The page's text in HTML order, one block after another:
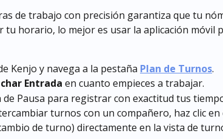
de trabajo con precisión garantiza que tu
tu horario, lo mejor es usar la aplicación móvil
Kenjo y navega a la pestaña Plan de Turnos.
Entrada en cuanto empieces a trabajar.
Pausa para registrar con exactitud tus
turnos con un compañero, haz clic en
de turno) directamente en la vista de